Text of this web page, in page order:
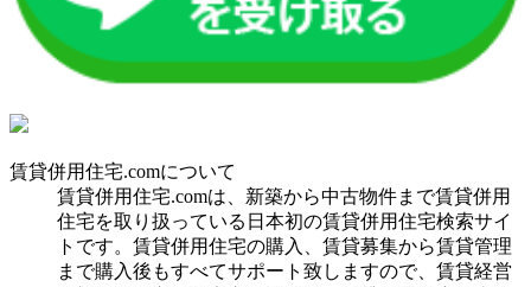
賃貸併用住宅.comについて
賃貸併用住宅.comは、新築から中古物件まで賃貸併用
住宅を取り扱っている日本初の賃貸併用住宅検索サイ
トです。賃貸併用住宅の購入、賃貸募集から賃貸管理
まで購入後もすべてサポート致しますので、賃貸経営